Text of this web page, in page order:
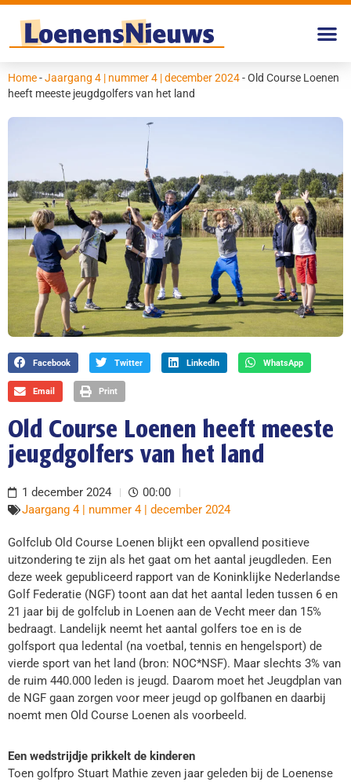
Home-Jaargang 4 | nummer 4 | december 2024-Old Course Loenen
heeft meeste jeugdgolfers van het land
Facebook Twitter LinkedIn WhatsApp
Email Print
Old Course Loenen heeft meeste
jeugdgolfers van het land
1 december 2024
00:00
Jaargang 4 | nummer 4 | december 2024
Golfclub Old Course Loenen blijkt een opvallend positieve
uitzondering te zijn als het gaat om het aantal jeugdleden. Een
deze week gepubliceerd rapport van de Koninklijke Nederlandse
Golf Federatie (NGF) toont aan dat het aantal leden tussen 6 en
21 jaar bij de golfclub in Loenen aan de Vecht meer dan 15%
bedraagt. Landelijk neemt het aantal golfers toe en is de
golfsport qua ledental (na voetbal, tennis en hengelsport) de
vierde sport van het land (bron: NOC*NSF). Maar slechts 3% van
de ruim 440.000 leden is jeugd. Daarom moet het Jeugdplan van
de NGF gaan zorgen voor meer jeugd op golfbanen en daarbij
noemt men Old Course Loenen als voorbeeld.
Een wedstrijdje prikkelt de kinderen
Toen golfpro Stuart Mathie zeven jaar geleden bij de Loenense